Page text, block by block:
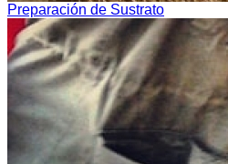
Preparación de Sustrato